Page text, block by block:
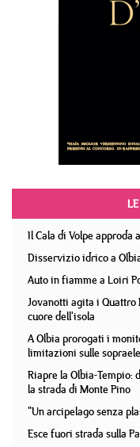
Il Cala di Volpe
Disservizio idrico a
Auto in fiamme a Loiri
Jovanotti agita i Quattro
cuore dell'isola
A Olbia prorogati i
limitazioni sulle
Riapre la Olbia-Tempio:
la strada di Monte Pino
"Un arcipelago senza
Esce fuori strada sulla